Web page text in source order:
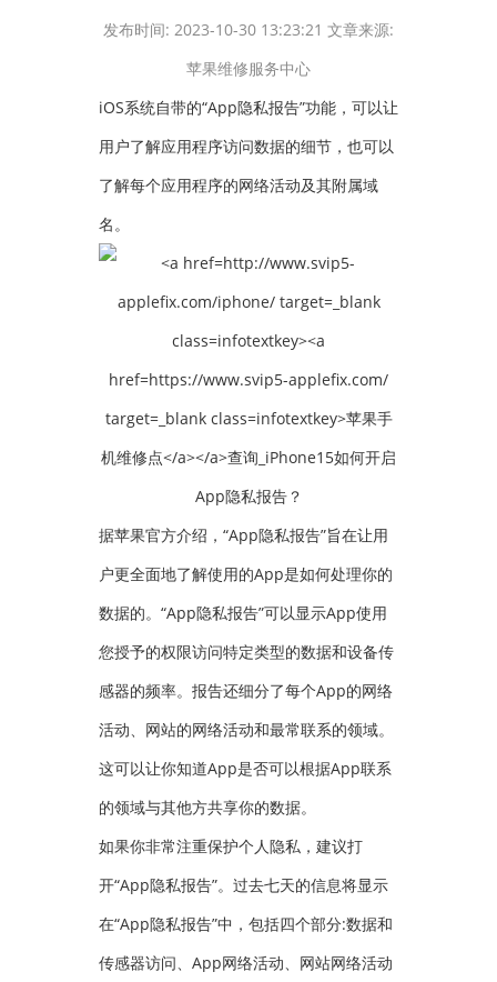
发布时间: 2023-10-30 13:23:21 文章来源:
苹果维修服务中心
iOS系统自带的“App隐私报告”功能，可以让
用户了解应用程序访问数据的细节，也可以
了解每个应用程序的网络活动及其附属域
名。
据苹果官方介绍，“App隐私报告”旨在让用
户更全面地了解使用的App是如何处理你的
数据的。“App隐私报告”可以显示App使用
您授予的权限访问特定类型的数据和设备传
感器的频率。报告还细分了每个App的网络
活动、网站的网络活动和最常联系的领域。
这可以让你知道App是否可以根据App联系
的领域与其他方共享你的数据。
如果你非常注重保护个人隐私，建议打
开“App隐私报告”。过去七天的信息将显示
在“App隐私报告”中，包括四个部分:数据和
传感器访问、App网络活动、网站网络活动